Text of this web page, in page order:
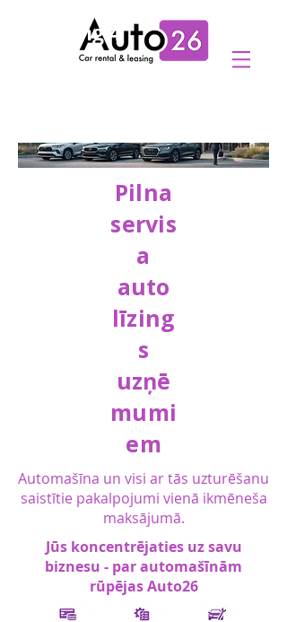
Heading 4
Pilna
servis
a
auto
līzing
s
uzņē
mumi
em
Automašīna un visi ar tās uzturēšanu
saistītie pakalpojumi vienā ikmēneša
maksājumā.
Jūs koncentrējaties uz savu
biznesu - par automašīnām
rūpējas Auto26